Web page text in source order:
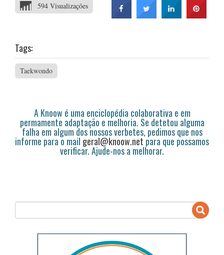
594 Visualizações
Tags:
Taekwondo
A Knoow é uma enciclopédia colaborativa e em
permamente adaptação e melhoria. Se detetou alguma
falha em algum dos nossos verbetes, pedimos que nos
informe para o mail geral@knoow.netpara que possamos
verificar. Ajude-nos a melhorar.